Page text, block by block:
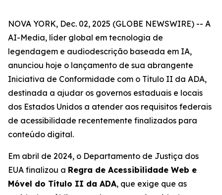
NOVA YORK, Dec. 02, 2025 (GLOBE NEWSWIRE) -- A
AI-Media, líder global em tecnologia de
legendagem e audiodescrição baseada em IA,
anunciou hoje o lançamento de sua abrangente
Iniciativa de Conformidade com o Título II da ADA,
destinada a ajudar os governos estaduais e locais
dos Estados Unidos a atender aos requisitos federais
de acessibilidade recentemente finalizados para
conteúdo digital.
Em abril de 2024, o Departamento de Justiça dos
EUA finalizou a Regra de Acessibilidade Web e
Móvel do Título II da ADA, que exige que as